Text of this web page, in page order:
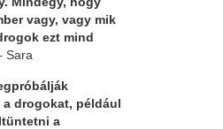
vagy, vagy mik
ezt mind
Sara
a drogokat, például
a